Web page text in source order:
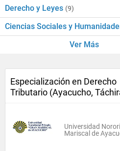
Derecho y Leyes (9)
Ciencias Sociales y
Ver Más
Especialización en Derecho
Tributario (Ayacucho,
Universidad
Mariscal de